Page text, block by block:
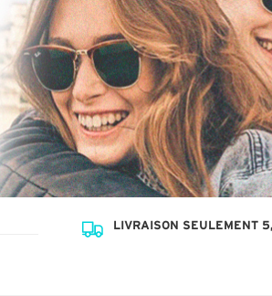
LIVRAISON SEULEMENT